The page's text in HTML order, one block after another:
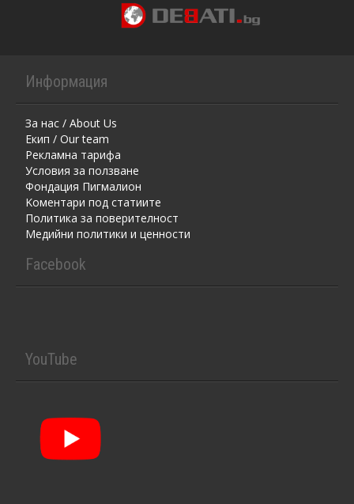
Информация
За нас / About Us
Екип / Our team
Рекламна тарифа
Условия за ползване
Фондация Пигмалион
Kоментaри под статиите
Политика за поверителност
Медийни политики и ценности
Facebook
YouTube